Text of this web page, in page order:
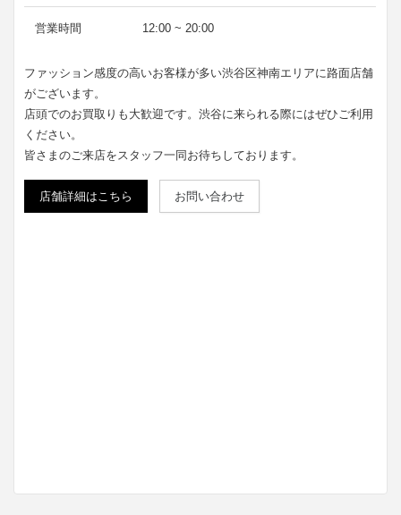
営業時間 12:00 ~ 20:00
ファッション感度の高いお客様が多い渋谷区神南エリアに路面店舗
がございます。
店頭でのお買取りも大歓迎です。渋谷に来られる際にはぜひご利用
ください。
皆さまのご来店をスタッフ一同お待ちしております。
店舗詳細はこちら お問い合わせ